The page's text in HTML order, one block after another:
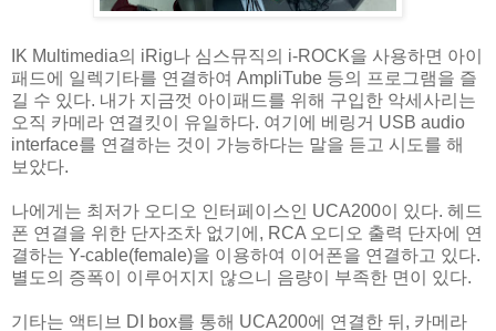
IK Multimedia의 iRig나 심스뮤직의 i-ROCK을 사용하면 아이
패드에 일렉기타를 연결하여 AmpliTube 등의 프로그램을 즐
길 수 있다. 내가 지금껏 아이패드를 위해 구입한 악세사리는
오직 카메라 연결킷이 유일하다. 여기에 베링거 USB audio
interface를 연결하는 것이 가능하다는 말을 듣고 시도를 해
보았다.
나에게는 최저가 오디오 인터페이스인 UCA200이 있다. 헤드
폰 연결을 위한 단자조차 없기에, RCA 오디오 출력 단자에 연
결하는 Y-cable(female)을 이용하여 이어폰을 연결하고 있다.
별도의 증폭이 이루어지지 않으니 음량이 부족한 면이 있다.
기타는 액티브 DI box를 통해 UCA200에 연결한 뒤, 카메라